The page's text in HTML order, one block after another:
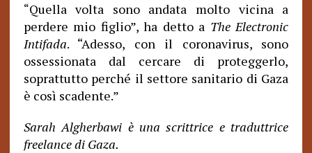
“Quella volta sono andata molto vicina a
perdere mio figlio”, ha detto a The Electronic
Intifada. “Adesso, con il coronavirus, sono
ossessionata dal cercare di proteggerlo,
soprattutto perché il settore sanitario di Gaza
è così scadente.”
Sarah Algherbawi è una scrittrice e traduttrice
freelance di Gaza.